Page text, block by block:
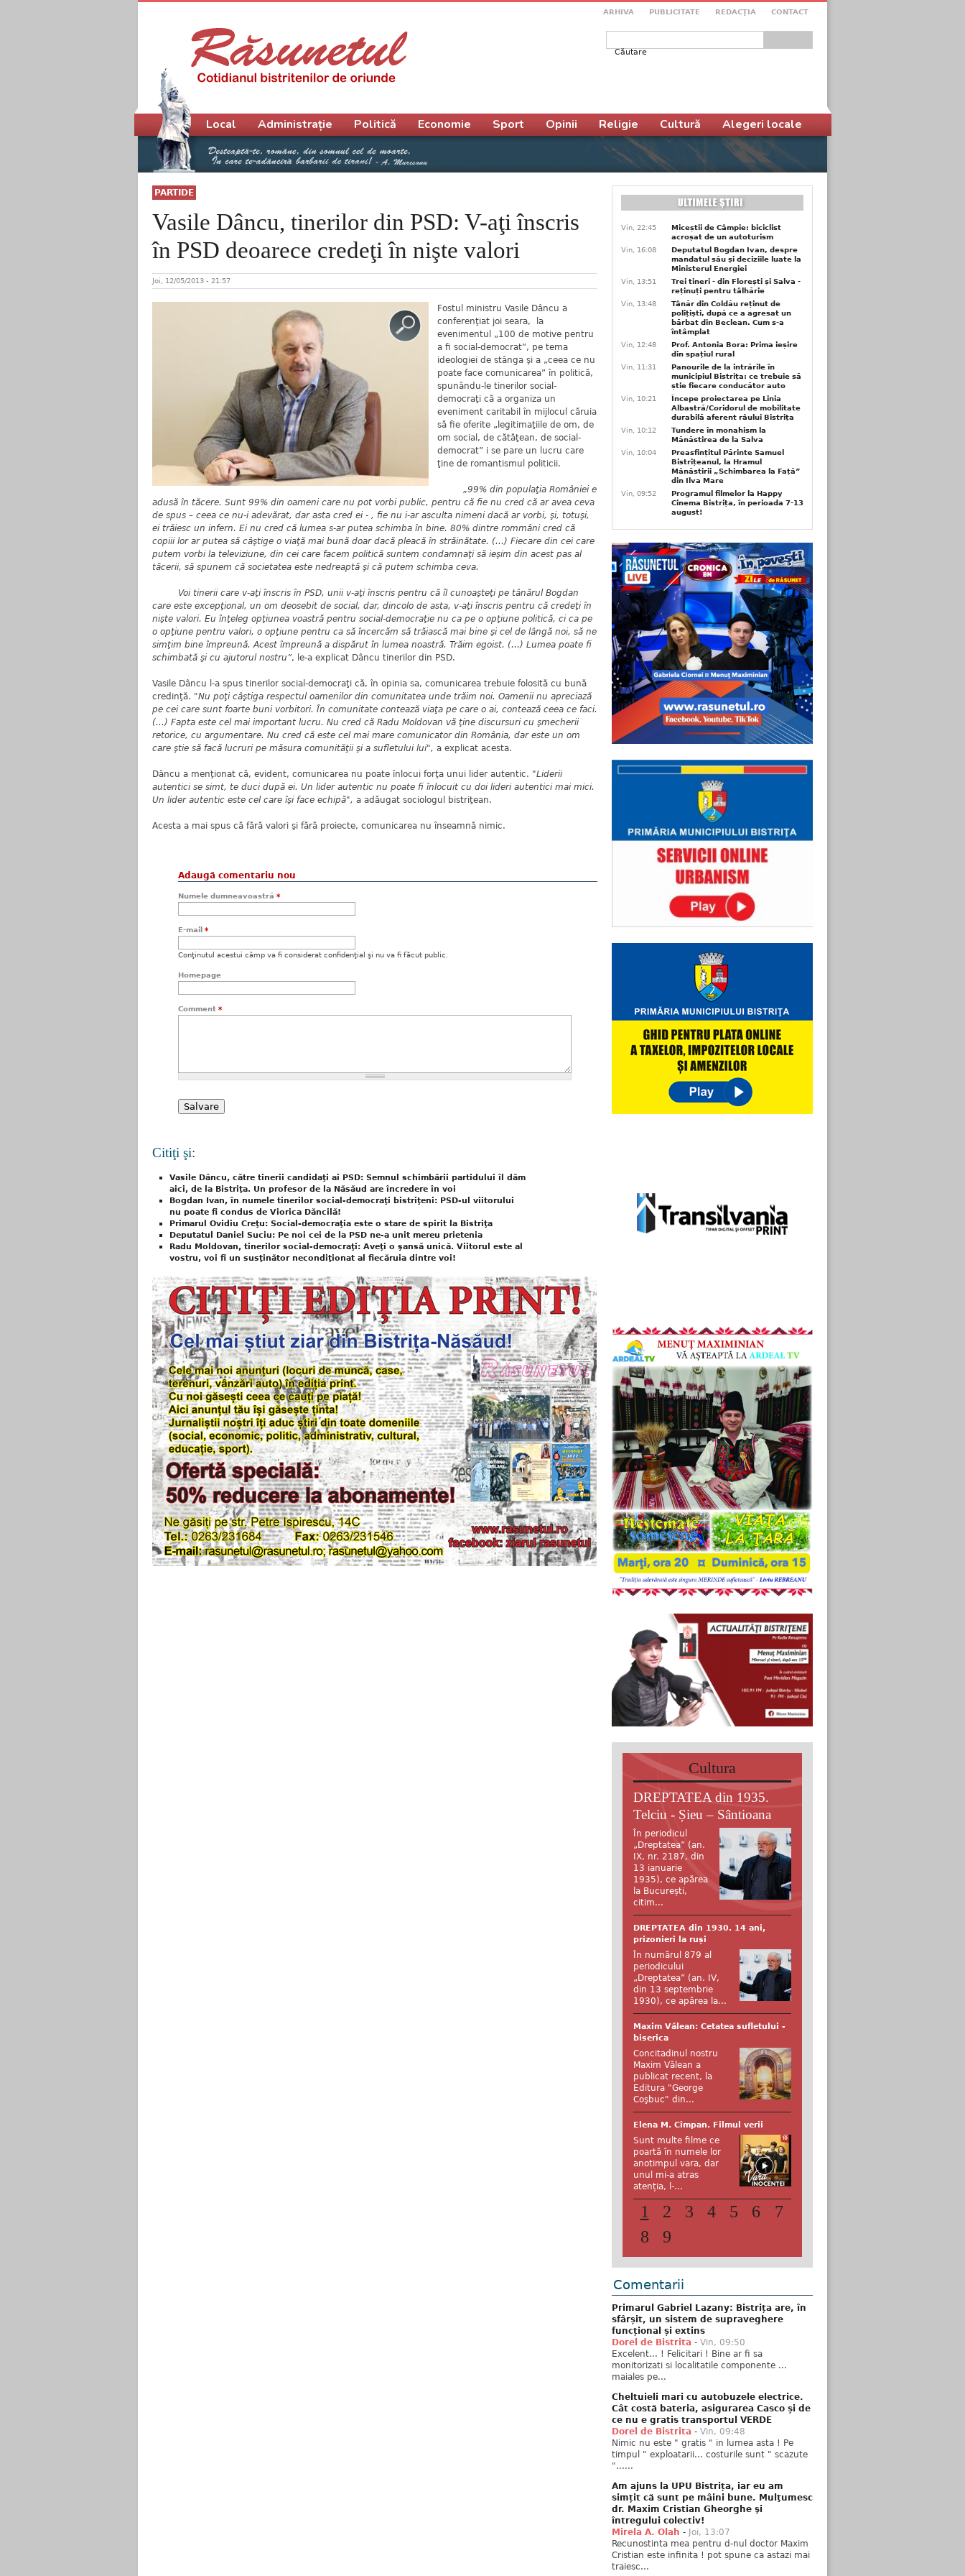
ARHIVA PUBLICITATE REDACŢIA CONTACT
Formular de căutare
PARTIDE
Vasile Dâncu, tinerilor din PSD: V-aţi înscris
în PSD deoarece credeţi în nişte valori
Joi, 12/05/2013 - 21:57
Fostul ministru Vasile Dâncu a
conferenţiat joi seara, la
evenimentul „100 de motive pentru
a fi social-democrat”, pe tema
ideologiei de stânga şi a „ceea ce nu
poate face comunicarea” în politică,
spunându-le tinerilor social-
democraţi că a organiza un
eveniment caritabil în mijlocul căruia
să fie oferite „legitimaţiile de om, de
om social, de cătăţean, de social-
democrat” i se pare un lucru care
ţine de romantismul politicii.
„99% din populaţia României e
adusă în tăcere. Sunt 99% din oameni care nu pot vorbi public, pentru că fie nu cred că ar avea ceva
de spus – ceea ce nu-i adevărat, dar asta cred ei - , fie nu i-ar asculta nimeni dacă ar vorbi, şi, totuşi,
ei trăiesc un infern. Ei nu cred că lumea s-ar putea schimba în bine. 80% dintre rommâni cred că
copiii lor ar putea să câştige o viaţă mai bună doar dacă pleacă în străinătate. (...) Fiecare din cei care
putem vorbi la televiziune, din cei care facem politică suntem condamnaţi să ieşim din acest pas al
tăcerii, să spunem că societatea este nedreaptă şi că putem schimba ceva.
Voi tinerii care v-aţi înscris în PSD, unii v-aţi înscris pentru că îl cunoaşteţi pe tânărul Bogdan
care este excepţional, un om deosebit de social, dar, dincolo de asta, v-aţi înscris pentru că credeţi în
nişte valori. Eu înţeleg opţiunea voastră pentru social-democraţie nu ca pe o opţiune politică, ci ca pe
o opţiune pentru valori, o opţiune pentru ca să încercăm să trăiască mai bine şi cel de lângă noi, să ne
simţim bine împreună. Acest împreună a dispărut în lumea noastră. Trăim egoist. (...) Lumea poate fi
schimbată şi cu ajutorul nostru”, le-a explicat Dâncu tinerilor din PSD.
Vasile Dâncu l-a spus tinerilor social-democraţi că, în opinia sa, comunicarea trebuie folosită cu bună
credinţă. "Nu poţi câştiga respectul oamenilor din comunitatea unde trăim noi. Oamenii nu apreciază
pe cei care sunt foarte buni vorbitori. În comunitate contează viaţa pe care o ai, contează ceea ce faci.
(...) Fapta este cel mai important lucru. Nu cred că Radu Moldovan vă ţine discursuri cu şmecherii
retorice, cu argumentare. Nu cred că este cel mai mare comunicator din România, dar este un om
care ştie să facă lucruri pe măsura comunităţii şi a sufletului lui", a explicat acesta.
Dâncu a menţionat că, evident, comunicarea nu poate înlocui forţa unui lider autentic. "Liderii
autentici se simt, te duci după ei. Un lider autentic nu poate fi înlocuit cu doi lideri autentici mai mici.
Un lider autentic este cel care îşi face echipă", a adăugat sociologul bistriţean.
Acesta a mai spus că fără valori şi fără proiecte, comunicarea nu înseamnă nimic.
Adaugă comentariu nou
Numele dumneavoastră *
E-mail *
Conţinutul acestui câmp va fi considerat confidenţial şi nu va fi făcut public.
Homepage
Comment *
Citiţi şi:
Vasile Dâncu, către tinerii candidaţi ai PSD: Semnul schimbării partidului îl dăm
aici, de la Bistriţa. Un profesor de la Năsăud are încredere în voi
Bogdan Ivan, în numele tinerilor social-democraţi bistriţeni: PSD-ul viitorului
nu poate fi condus de Viorica Dăncilă!
Primarul Ovidiu Creţu: Social-democraţia este o stare de spirit la Bistriţa
Deputatul Daniel Suciu: Pe noi cei de la PSD ne-a unit mereu prietenia
Radu Moldovan, tinerilor social-democraţi: Aveţi o şansă unică. Viitorul este al
vostru, voi fi un susţinător necondiţionat al fiecăruia dintre voi!
Meniu principal
Local Administrație Politică Economie Sport Opinii Religie Cultură Alegeri locale
Vin, 22:45
Miceștii de Câmpie: biciclist
acroșat de un autoturism
Vin, 16:08
Deputatul Bogdan Ivan, despre
mandatul său și deciziile luate la
Ministerul Energiei
Vin, 13:51
Trei tineri - din Florești și Salva -
reținuți pentru tâlhărie
Vin, 13:48
Tânăr din Coldău reținut de
polițiști, după ce a agresat un
bărbat din Beclean. Cum s-a
întâmplat
Vin, 12:48
Prof. Antonia Bora: Prima ieșire
din spațiul rural
Vin, 11:31
Panourile de la intrările în
municipiul Bistrița: ce trebuie să
știe fiecare conducător auto
Vin, 10:21
Începe proiectarea pe Linia
Albastră/Coridorul de mobilitate
durabilă aferent râului Bistrița
Vin, 10:12
Tundere în monahism la
Mănăstirea de la Salva
Vin, 10:04
Preasfințitul Părinte Samuel
Bistrițeanul, la Hramul
Mănăstirii „Schimbarea la Față”
din Ilva Mare
Vin, 09:52
Programul filmelor la Happy
Cinema Bistrița, în perioada 7-13
august!
Cultura
DREPTATEA din 1935.
Telciu - Șieu – Sântioana
În periodicul
„Dreptatea” (an.
IX, nr. 2187, din
13 ianuarie
1935), ce apărea
la București,
citim...
DREPTATEA din 1930. 14 ani,
prizonieri la ruși
În numărul 879 al
periodicului
„Dreptatea” (an. IV,
din 13 septembrie
1930), ce apărea la...
Maxim Vălean: Cetatea sufletului -
biserica
Concitadinul nostru
Maxim Vălean a
publicat recent, la
Editura "George
Coşbuc" din...
Elena M. Cîmpan. Filmul verii
Sunt multe filme ce
poartă în numele lor
anotimpul vara, dar
unul mi-a atras
atenția, l-...
1 2 3 4 5 6
7
8
9
Comentarii
Primarul Gabriel Lazany: Bistrița are, în
sfârșit, un sistem de supraveghere
funcțional și extins
Dorel de Bistrita - Vin, 09:50
Excelent... ! Felicitari ! Bine ar fi sa
monitorizati si localitatile componente ...
maiales pe...
Cheltuieli mari cu autobuzele electrice.
Cât costă bateria, asigurarea Casco și de
ce nu e gratis transportul VERDE
Dorel de Bistrita - Vin, 09:48
Nimic nu este " gratis " in lumea asta ! Pe
timpul " exploatarii... costurile sunt " scazute
"......
Am ajuns la UPU Bistrița, iar eu am
simțit că sunt pe mâini bune. Mulţumesc
dr. Maxim Cristian Gheorghe şi
întregului colectiv!
Mirela A. Olah - Joi, 13:07
Recunostinta mea pentru d-nul doctor Maxim
Cristian este infinita ! pot spune ca astazi mai
traiesc...